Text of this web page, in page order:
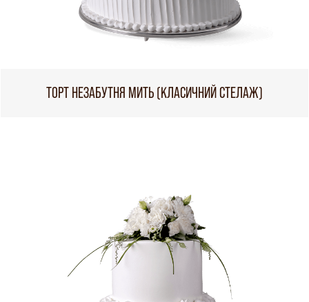
ТОРТ НЕЗАБУТНЯ МИТЬ (КЛАСИЧНИЙ СТЕЛАЖ)